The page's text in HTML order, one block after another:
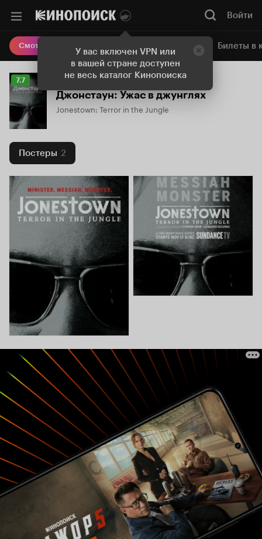
У вас включен VPN или
в вашей стране доступен
не весь каталог Кинопоиска
Войти
Смотреть кино Онлайн-кинотеатр Билеты в
Рейтинг
Кинопоиска
7.7
7.7
Джонстаун: Ужас в джунглях
Jonestown: Terror in the Jungle
Постеры 2